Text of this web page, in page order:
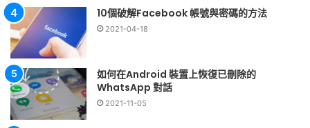
10個破解Facebook 帳號與密碼的方法
2021-04-18
如何在Android 裝置上恢復已刪除的
WhatsApp 對話
2021-11-05